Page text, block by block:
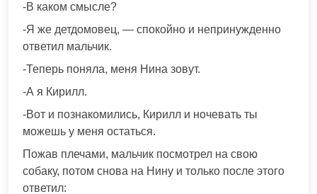
-В каком смысле?
-Я же детдомовец, — спокойно и непринужденно
ответил мальчик.
-Теперь поняла, меня Нина зовут.
-А я Кирилл.
-Вот и познакомились, Кирилл и ночевать ты
можешь у меня остаться.
Пожав плечами, мальчик посмотрел на свою
собаку, потом снова на Нину и только после этого
ответил: